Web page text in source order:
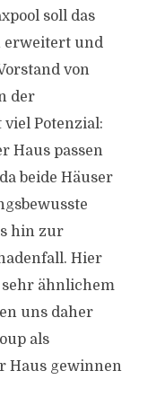
soll das
erweitert und
von
der
Potenzial:
Haus passen
beide Häuser
hin zur
Hier
sehr ähnlichem
uns daher
als
Haus gewinnen